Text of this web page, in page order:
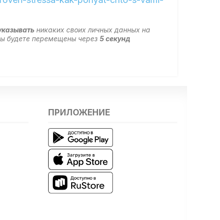
никаких своих личных данных на
будете перемещены через5секунд
ПРИЛОЖЕНИЕ